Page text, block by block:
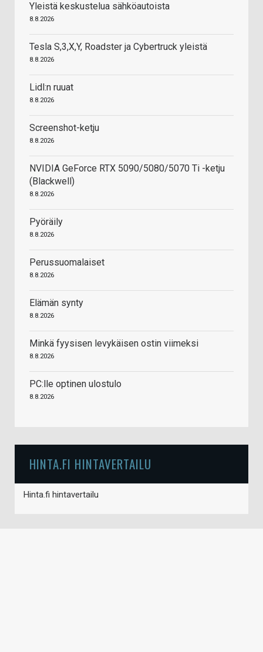
Yleistä keskustelua sähköautoista
8.8.2026
Tesla S,3,X,Y, Roadster ja Cybertruck yleistä
8.8.2026
Lidl:n ruuat
8.8.2026
Screenshot-ketju
8.8.2026
NVIDIA GeForce RTX 5090/5080/5070 Ti -ketju
(Blackwell)
8.8.2026
Pyöräily
8.8.2026
Perussuomalaiset
8.8.2026
Elämän synty
8.8.2026
Minkä fyysisen levykäisen ostin viimeksi
8.8.2026
PC:lle optinen ulostulo
8.8.2026
HINTA.FI HINTAVERTAILU
Hinta.fi hintavertailu